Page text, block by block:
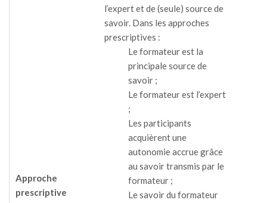
Approche
prescriptive
l’expert et de (seule) source de
savoir. Dans les approches
prescriptives :
Le formateur est la
principale source de
savoir ;
Le formateur est l’expert
;
Les participants
acquièrent une
autonomie accrue grâce
au savoir transmis par le
formateur ;
Le savoir du formateur